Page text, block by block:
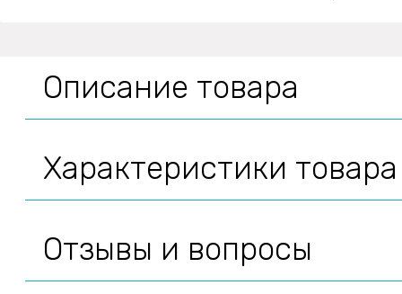
Описание товара
Характеристики товара
Отзывы и вопросы